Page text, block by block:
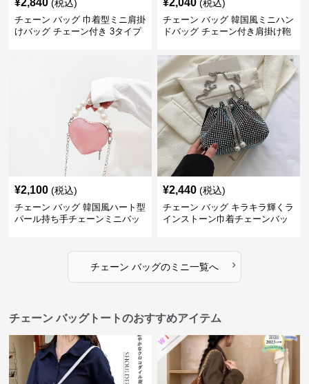
¥2,840 (税込)
チェーン バッグ 巾着型ミニ肩掛
けバッグ チェーン付き 3タイプ
¥2,040 (税込)
チェーン バッグ 韓国風ミニハン
ドバッグ チェーン付き肩掛け鞄
¥2,100 (税込)
チェーン バッグ 韓国風ハート型
パール持ち手チェーンミニバッ
¥2,440 (税込)
チェーン バッグ キラキラ輝くラ
インストーン巾着チェーンバッ
チェーン バッグのミニ一覧へ ›
チェーン バッグトートのおすすめアイテム